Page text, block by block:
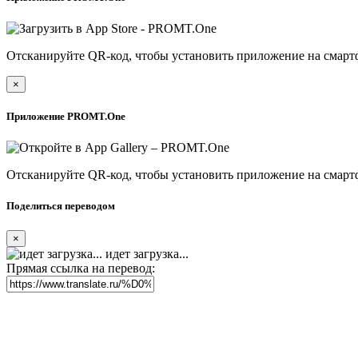
Отсканируйте QR-код, чтобы установить приложение на
×
Приложение PROMT.One
Отсканируйте QR-код, чтобы установить приложение на
Поделиться переводом
×
идет загрузка...
Прямая ссылка на перевод: